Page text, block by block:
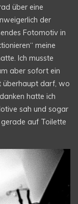
über eine
der
Fotomotiv in
meine
Ich musste
aber sofort ein
überhaupt darf, wo
hatte ich
sah und sogar
auf Toilette